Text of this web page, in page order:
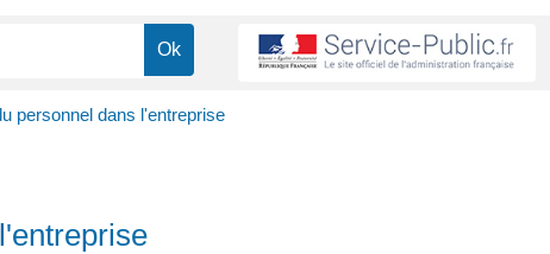
personnel dans l'entreprise